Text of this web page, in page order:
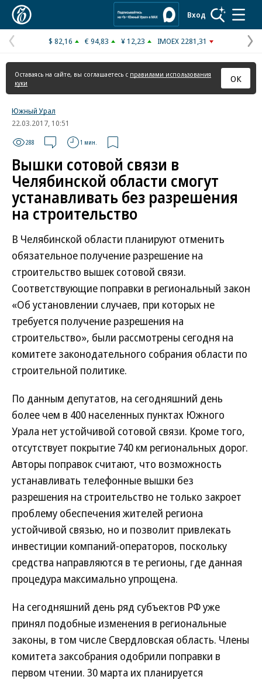
Вход
Предыдущая
страница
$ 82,16 € 94,83 ¥ 12,23 IMOEX 2281,31
Оставаясь на сайте, вы соглашаетесь с правилами использования
куки
ОК
Южный Урал
22.03.2017, 10:51
288 1 мин.
Вышки сотовой связи в
Челябинской области смогут
устанавливать без разрешения
на строительство
В Челябинской области планируют отменить
обязательное получение разрешение на
строительство вышек сотовой связи.
Соответствующие поправки в региональный закон
«Об установлении случаев, при которых не
требуется получение разрешения на
строительство», были рассмотрены сегодня на
комитете законодательного собрания области по
строительной политике.
По данным депутатов, на сегодняшний день
более чем в 400 населенных пунктах Южного
Урала нет устойчивой сотовой связи. Кроме того,
отсутствует покрытие 740 км региональных дорог.
Авторы поправок считают, что возможность
устанавливать телефонные вышки без
разрешения на строительство не только закроет
проблему обеспечения жителей региона
устойчивой связью, но и позволит привлекать
инвестиции компаний-операторов, поскольку
средства направляются в те регионы, где данная
процедура максимально упрощена.
На сегодняшний день ряд субъектов РФ уже
принял подобные изменения в региональные
законы, в том числе Свердловская область. Члены
комитета заксобрания одобрили поправки в
первом чтении. 30 марта их планируется